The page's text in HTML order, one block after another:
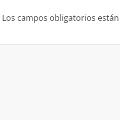
Los campos obligatorios